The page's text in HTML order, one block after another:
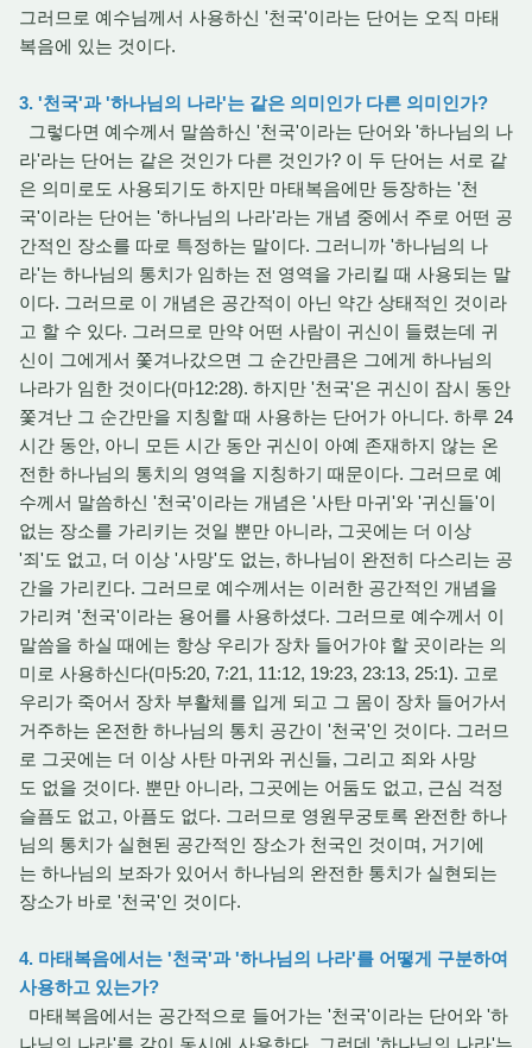
그러므로 예수님께서 사용하신 '천국'이라는 단어는 오직 마태
복음에 있는 것이다.
3. '천국'과 '하나님의 나라'는 같은 의미인가 다른 의미인가?
그렇다면 예수께서 말씀하신 '천국'이라는 단어와 '하나님의 나
라'라는 단어는 같은 것인가 다른 것인가? 이 두 단어는 서로 같
은 의미로도 사용되기도 하지만 마태복음에만 등장하는 '천
국'이라는 단어는 '하나님의 나라'라는 개념 중에서 주로 어떤 공
간적인 장소를 따로 특정하는 말이다. 그러니까 '하나님의 나
라'는 하나님의 통치가 임하는 전 영역을 가리킬 때 사용되는 말
이다. 그러므로 이 개념은 공간적이 아닌 약간 상태적인 것이라
고 할 수 있다. 그러므로 만약 어떤 사람이 귀신이 들렸는데 귀
신이 그에게서 쫓겨나갔으면 그 순간만큼은 그에게 하나님의
나라가 임한 것이다(마12:28). 하지만 '천국'은 귀신이 잠시 동안
쫓겨난 그 순간만을 지칭할 때 사용하는 단어가 아니다. 하루 24
시간 동안, 아니 모든 시간 동안 귀신이 아예 존재하지 않는 온
전한 하나님의 통치의 영역을 지칭하기 때문이다. 그러므로 예
수께서 말씀하신 '천국'이라는 개념은 '사탄 마귀'와 '귀신들'이
없는 장소를 가리키는 것일 뿐만 아니라, 그곳에는 더 이상
'죄'도 없고, 더 이상 '사망'도 없는, 하나님이 완전히 다스리는 공
간을 가리킨다. 그러므로 예수께서는 이러한 공간적인 개념을
가리켜 '천국'이라는 용어를 사용하셨다. 그러므로 예수께서 이
말씀을 하실 때에는 항상 우리가 장차 들어가야 할 곳이라는 의
미로 사용하신다(마5:20, 7:21, 11:12, 19:23, 23:13, 25:1). 고로
우리가 죽어서 장차 부활체를 입게 되고 그 몸이 장차 들어가서
거주하는 온전한 하나님의 통치 공간이 '천국'인 것이다. 그러므
로 그곳에는 더 이상 사탄 마귀와 귀신들, 그리고 죄와 사망
도 없을 것이다. 뿐만 아니라, 그곳에는 어둠도 없고, 근심 걱정
슬픔도 없고, 아픔도 없다. 그러므로 영원무궁토록 완전한 하나
님의 통치가 실현된 공간적인 장소가 천국인 것이며, 거기에
는 하나님의 보좌가 있어서 하나님의 완전한 통치가 실현되는
장소가 바로 '천국'인 것이다.
4. 마태복음에서는 '천국'과 '하나님의 나라'를 어떻게 구분하여
사용하고 있는가?
마태복음에서는 공간적으로 들어가는 '천국'이라는 단어와 '하
나님의 나라'를 같이 동시에 사용한다. 그런데 '하나님의 나라'는